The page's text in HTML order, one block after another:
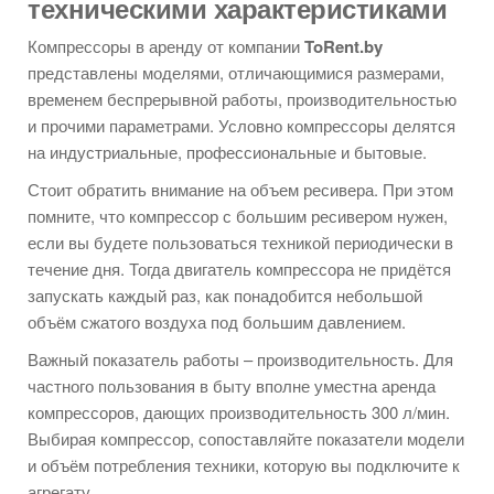
техническими характеристиками
Компрессоры в аренду от компанииToRent.by
представлены моделями, отличающимися размерами,
временем беспрерывной работы, производительностью
и прочими параметрами. Условно компрессоры делятся
на индустриальные, профессиональные и бытовые.
Стоит обратить внимание на объем ресивера. При этом
помните, что компрессор с большим ресивером нужен,
если вы будете пользоваться техникой периодически в
течение дня. Тогда двигатель компрессора не придётся
запускать каждый раз, как понадобится небольшой
объём сжатого воздуха под большим давлением.
Важный показатель работы – производительность. Для
частного пользования в быту вполне уместна аренда
компрессоров, дающих производительность 300 л/мин.
Выбирая компрессор, сопоставляйте показатели модели
и объём потребления техники, которую вы подключите к